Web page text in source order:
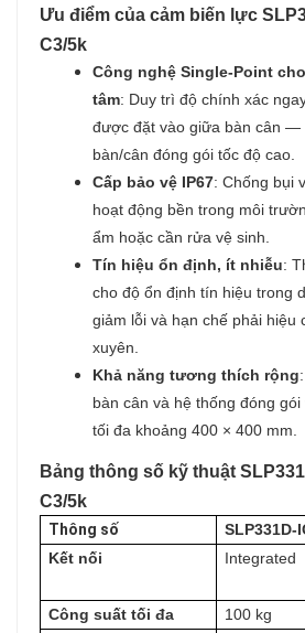
Ưu điểm của cảm biến lực
C3/5k
Công nghệ Single-Point
tâm: Duy trì độ chính xác
được đặt vào giữa bàn cân —
bàn/cân đóng gói tốc độ cao.
Cấp bảo vệ IP67: Chống bụi
hoạt động bền trong môi
ẩm hoặc cần rửa vệ sinh.
Tín hiệu ổn định, ít nhiễu:
cho độ ổn định tín hiệu trong
giảm lỗi và hạn chế phải hiệu
xuyên.
Khả năng tương thích rộng
bàn cân và hệ thống đóng
tối đa khoảng 400 × 400 mm.
Bảng thông số kỹ thuật
C3/5k
Thông số
SLP331D-
Kết nối
Công suất tối đa
100 kg